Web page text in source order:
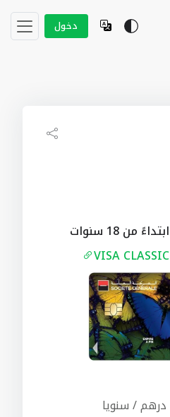
دخول
ابتداءً من 18 سنوات
VISA CLASSIC
درهم / سنويا